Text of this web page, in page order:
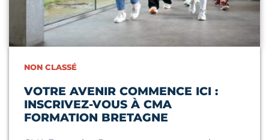
NON CLASSÉ
VOTRE AVENIR COMMENCE ICI :
INSCRIVEZ-VOUS À CMA
FORMATION BRETAGNE